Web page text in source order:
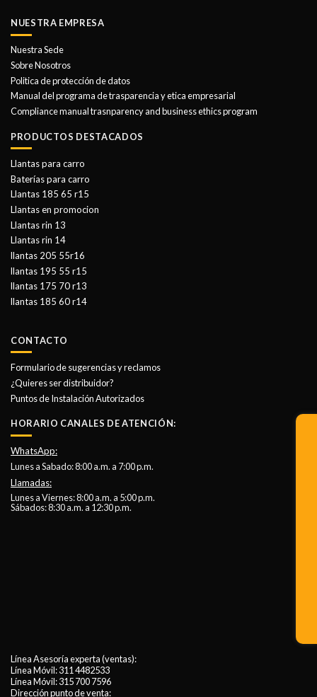
NUESTRA EMPRESA
Nuestra Sede
Sobre Nosotros
Politica de protección de datos
Manual del programa de trasparencia y etica empresarial
Compliance manual trasnparency and business ethics program
PRODUCTOS DESTACADOS
Llantas para carro
Baterías para carro
Llantas 185 65 r15
Llantas en promocion
Llantas rin 13
Llantas rin 14
llantas 205 55r16
llantas 195 55 r15
llantas 175 70 r13
llantas 185 60 r14
CONTACTO
Formulario de sugerencias y reclamos
¿Quieres ser distribuidor?
Puntos de Instalación Autorizados
HORARIO CANALES DE ATENCIÓN:
WhatsApp:
Lunes a Sabado: 8:00 a.m. a 7:00 p.m.
Llamadas:
Lunes a Viernes: 8:00 a.m. a 5:00 p.m.
Sábados: 8:30 a.m. a 12:30 p.m.
Línea Asesoría experta (ventas):
Línea Móvil:311 4482533
Línea Móvil:315 700 7596
Dirección punto de venta: